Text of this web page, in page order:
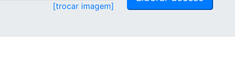
[trocar imagem]